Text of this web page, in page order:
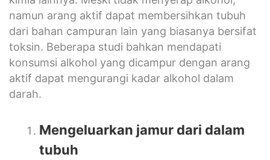
namun arang aktif dapat membersihkan tubuh
dari bahan campuran lain yang biasanya bersifat
toksin. Beberapa studi bahkan mendapati
konsumsi alkohol yang dicampur dengan arang
aktif dapat mengurangi kadar alkohol dalam
darah.
Mengeluarkan jamur dari dalam
tubuh